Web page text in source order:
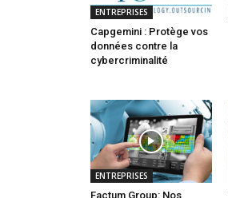
ENTREPRISES
Capgemini : Protège vos
données contre la
cybercriminalité
ENTREPRISES
Factum Group: Nos